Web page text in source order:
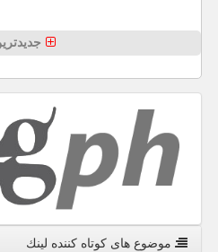
موضوع های كوتاه كننده لینك